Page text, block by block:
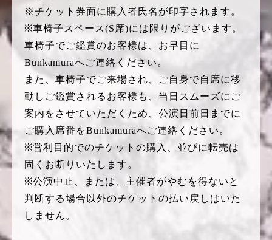
※チケット券面に購入者氏名が印字されます。
※車椅子スペース(S席)には限りがございます。
車椅子でご鑑賞のお客様は、お早目に
Bunkamuraへご連絡ください。
また、車椅子でご来場され、ご自身で自席に移
動しご鑑賞されるお客様も、当日スムーズにご
案内をさせていただくため、公演日前日までに
ご購入席番をBunkamuraへご連絡ください。
※営利目的でのチケットの購入、並びに転売は
固くお断りいたします。
※公演中止、または、主催者がやむを得ないと
判断する場合以外のチケットの払い戻しはいた
しません。